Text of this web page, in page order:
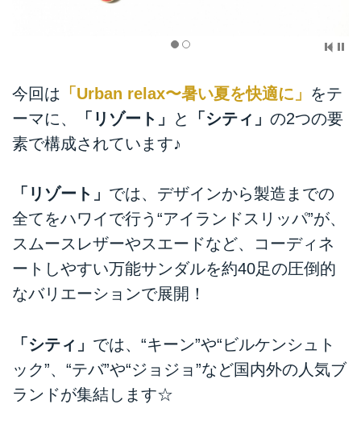
今回は 「Urban relax〜暑い夏を快適に」 をテ
ーマに、
「リゾート」 と 「シティ」 の2つの要
素で構成されています♪
「リゾート」 では、デザインから製造までの
全てをハワイで行う“アイランドスリッパ”が、
スムースレザーやスエードなど、コーディネ
ートしやすい万能サンダルを約40足の圧倒的
なバリエーションで展開！
「シティ」 では、“キーン”や“ビルケンシュト
ック”、“テバ”や“ジョジョ”など国内外の人気ブ
ランドが集結します☆